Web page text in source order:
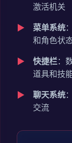
激活机关
菜单系统
和角色状
快捷栏：
道具和技
聊天系统
交流